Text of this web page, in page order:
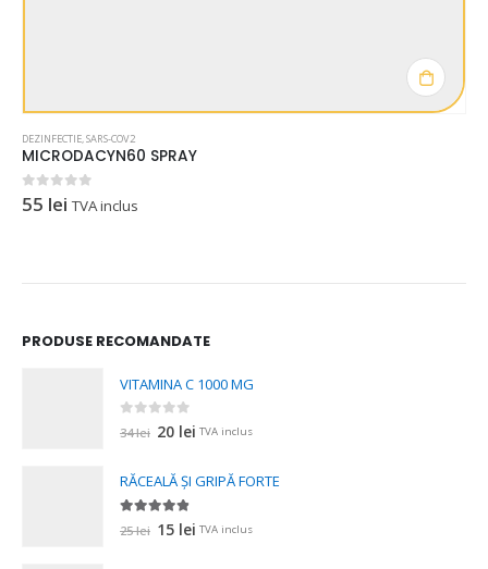
DEZINFECTIE,SARS-COV2
MICRODACYN60 SPRAY
0out of 5
55 lei TVA inclus
PRODUSE RECOMANDATE
VITAMINA C 1000 MG
out of 5
34lei Prețul
a
fost:
34 lei.
20 lei Prețul
este:
TVA inclus
RĂCEALĂ ȘI GRIPĂ FORTE
out of 5
25lei Prețul
15 lei Prețul
TVA inclus